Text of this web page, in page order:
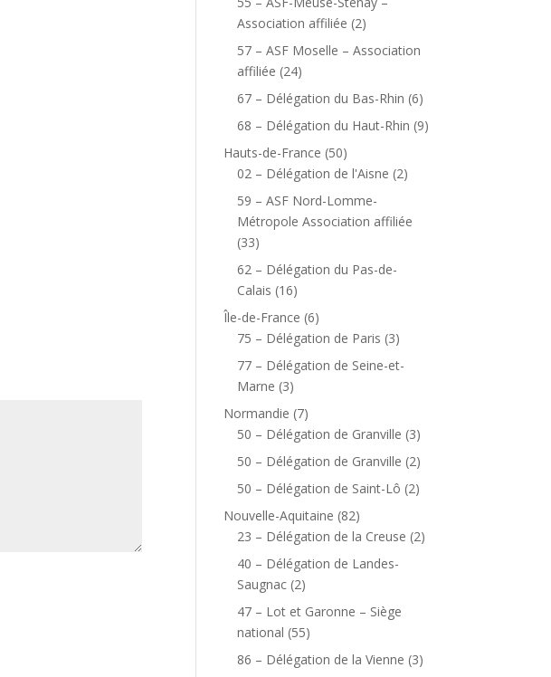
Association affiliée (2)
57 – ASF Moselle – Association
affiliée (24)
67 – Délégation du Bas-Rhin (6)
68 – Délégation du Haut-Rhin (9)
Hauts-de-France (50)
02 – Délégation de l'Aisne (2)
59 – ASF Nord-Lomme-
Métropole Association affiliée
(33)
62 – Délégation du Pas-de-
Calais (16)
Île-de-France (6)
75 – Délégation de Paris (3)
77 – Délégation de Seine-et-
Marne (3)
Normandie (7)
50 – Délégation de Granville (3)
50 – Délégation de Granville (2)
50 – Délégation de Saint-Lô (2)
Nouvelle-Aquitaine (82)
23 – Délégation de la Creuse (2)
40 – Délégation de Landes-
Saugnac(2)
47 – Lot et Garonne – Siège
national (55)
86 – Délégation de la Vienne (3)